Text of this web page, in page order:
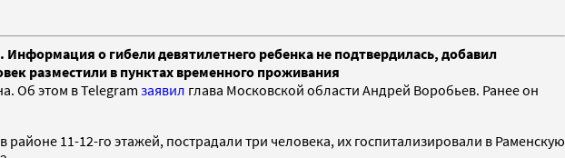
о гибели девятилетнего ребенка не подтвердилась, добавил
разместили в пунктах временного проживания
Об этом в Telegram заявил глава Московской области Андрей Воробьев. Ранее он
11-12-го этажей, пострадали три человека, их госпитализировали в Раменскую